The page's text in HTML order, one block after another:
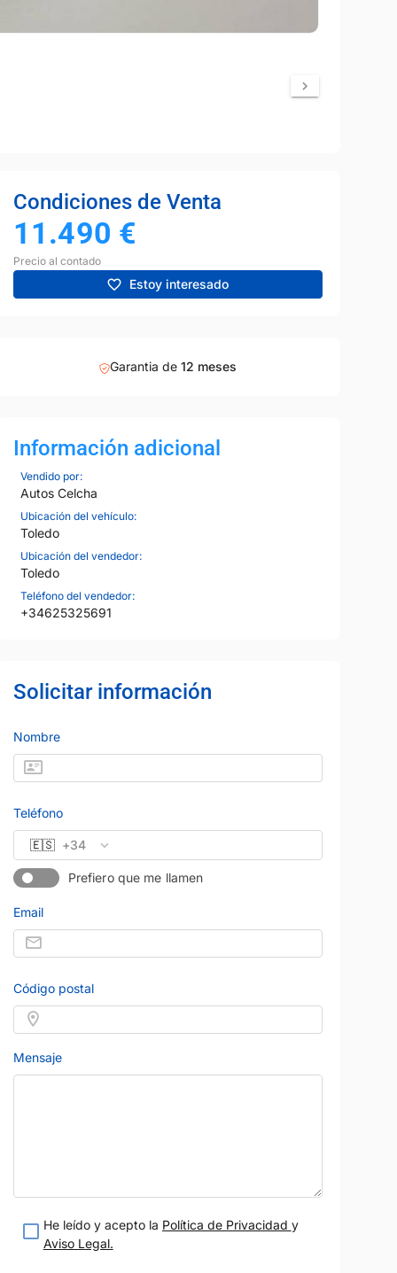
Condiciones de Venta
11.490 €
Precio al contado
Estoy interesado
Garantia de 12 meses
Información adicional
Vendido por:
Autos Celcha
Ubicación del vehículo:
Toledo
Ubicación del vendedor:
Toledo
Teléfono del vendedor:
+34625325691
Solicitar información
Nombre
Teléfono
🇪🇸 +34
Prefiero que me llamen
Email
Código postal
Mensaje
He leído y acepto la Política de Privacidad y
Aviso Legal.